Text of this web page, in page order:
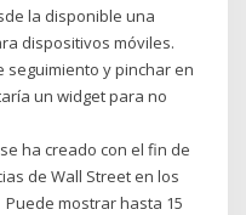
la disponible una
dispositivos móviles.
y pinchar en
un widget para no
ha creado con el fin de
de Wall Street en los
Puede mostrar hasta 15